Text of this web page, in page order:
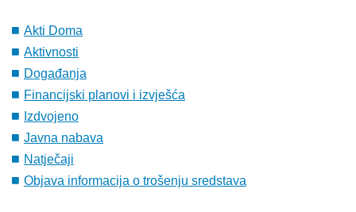
Akti Doma
Aktivnosti
Događanja
Financijski planovi i izvješća
Izdvojeno
Javna nabava
Natječaji
Objava informacija o trošenju sredstava